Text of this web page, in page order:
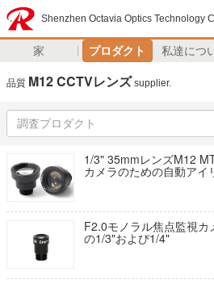
Shenzhen Octavia Optics Technology
家 プロダクト 私達につ
品質 M12 CCTVレンズ supplier.
1/3" 35mmレンズM12
カメラのための自動アイ
F2.0モノラル焦点監視
の1/3"および1/4"